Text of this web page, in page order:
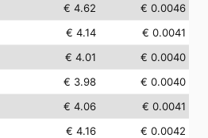
€ 4.62
€ 0.0046
€ 4.14
€ 0.0041
€ 4.01
€ 0.0040
€ 3.98
€ 0.0040
€ 4.06
€ 0.0041
€ 4.16
€ 0.0042